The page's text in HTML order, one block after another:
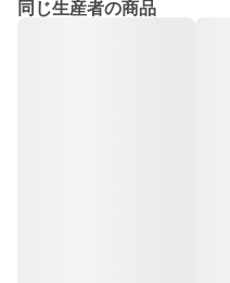
同じ生産者の商品